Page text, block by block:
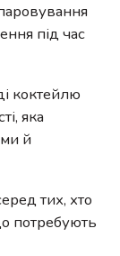
під час
коктейлю
яка
й
тих, хто
потребують